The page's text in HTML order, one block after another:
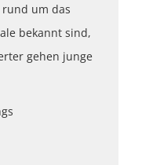
um das
bekannt sind,
gehen junge